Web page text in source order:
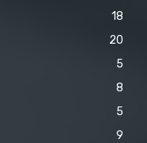
18
20
5
8
5
9